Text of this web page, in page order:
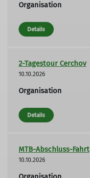
Organisation
Details
2-Tagestour Cerchov
10.10.2026
Organisation
Details
MTB-Abschluss-Fahrt
10.10.2026